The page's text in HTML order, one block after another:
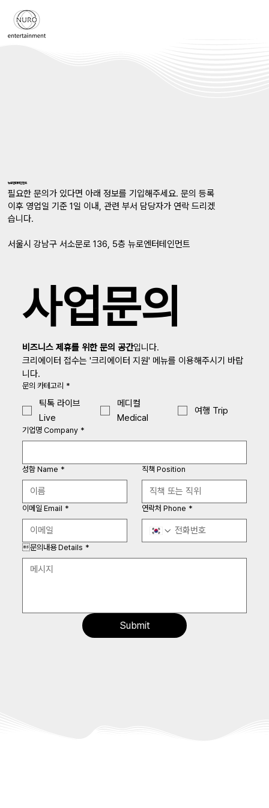
​뉴로엔터테인먼트
필요한 문의가 있다면 아래 정보를 기입해주세요. 문의 등록
이후 영업일 기준 1일 이내, 관련 부서 담당자가 연락 드리겠
습니다.
서울시 강남구 서소문로 136, 5층 뉴로엔터테인먼트
사업문의
비즈니스 제휴를 위한 문의 공간입니다.
크리에이터 접수는 '크리에이터 지원' 메뉴를 이용해주시기 바랍
니다.
문의 카테고리 *
틱톡 라이브
Live
메디컬
Medical
여행 Trip
기업명 Company *
성함 Name * 직책 Position
이메일 Email * 연락처 Phone *
문의내용 Details *
Submit